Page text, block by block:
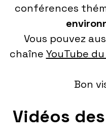
conférences
Vous pouvez
chaîne YouTube
Bon
Vidéos